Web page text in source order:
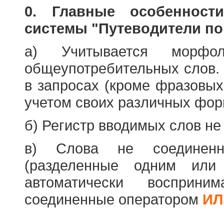
0. Главные
системы "Путеводители
а) Учитывается
общеупотребительных
в запросах (кроме
учетом своих различных
б) Регистр вводимых слов
в) Слова не
(разделенные одним или
автоматически
соединенные оператором